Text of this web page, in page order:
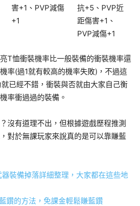
害+1、PVP減傷
+1
抗+5、PVP近
距傷害+1、
PVP減傷+1
T恤衝裝機率比一般裝備的衝裝機率還
率(過1就有較高的機率失敗)，不過這
已經不錯，衝裝與否就由大家自己衡
率衝過過的裝備。
沒有道理不出，但根據遊戲歷程推測
對於無課玩家來說真的是可以靠賺藍
器裝備掉落詳細整理，大家都在這些地
鑽的方法，免課金輕鬆賺藍鑽